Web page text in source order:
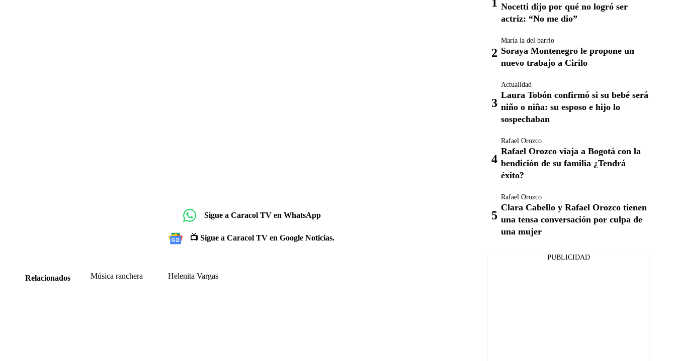
Sigue a Caracol TV en WhatsApp
📺 Sigue a Caracol TV en Google Noticias.
Relacionados Música ranchera Helenita Vargas
Nocetti dijo por qué no logró ser
actriz: “No me dio”
María la del barrio
Soraya Montenegro le propone un
nuevo trabajo a Cirilo
Actualidad
Laura Tobón confirmó si su bebé será
niño o niña: su esposo e hijo lo
sospechaban
Rafael Orozco
Rafael Orozco viaja a Bogotá con la
bendición de su familia ¿Tendrá
éxito?
Rafael Orozco
Clara Cabello y Rafael Orozco tienen
una tensa conversación por culpa de
una mujer
PUBLICIDAD